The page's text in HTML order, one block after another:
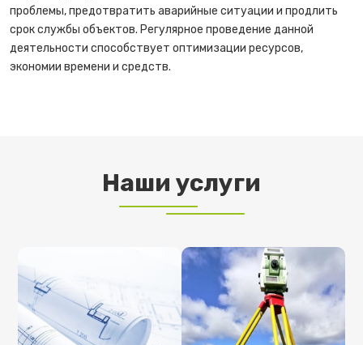
проблемы, предотвратить аварийные ситуации и продлить
срок службы объектов. Регулярное проведение данной
деятельности способствует оптимизации ресурсов,
экономии времени и средств.
Наши услуги